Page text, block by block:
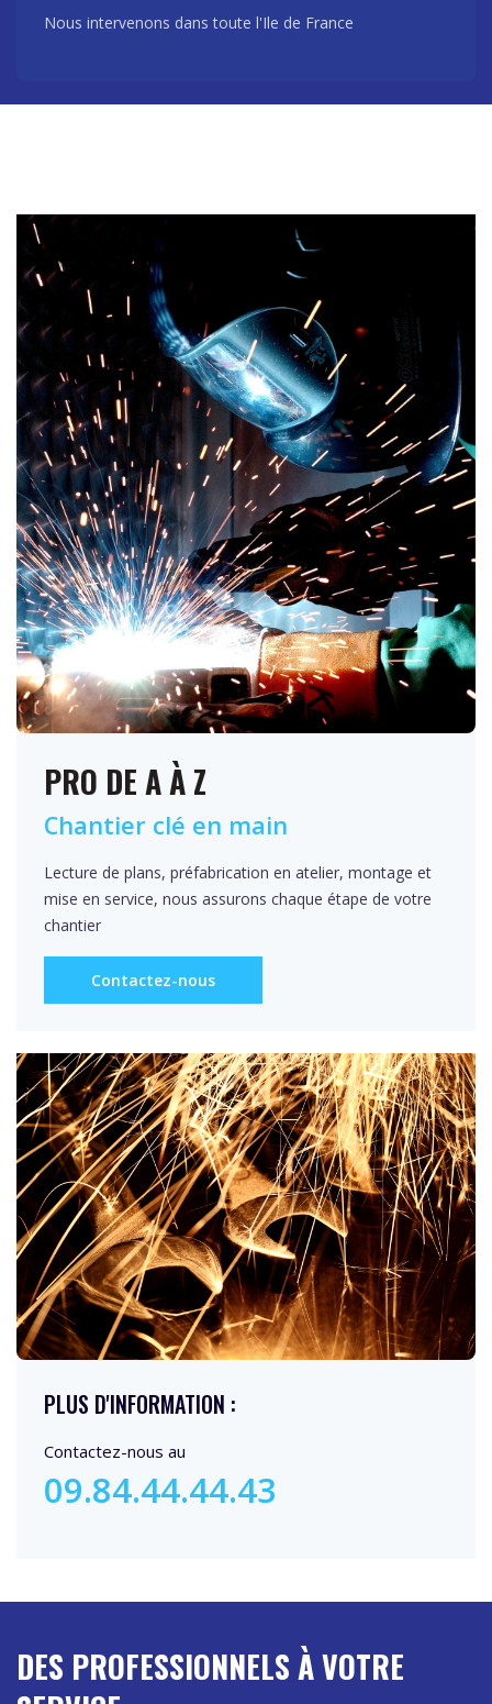
Nous intervenons dans toute l'Ile de France
PRO DE A À Z
Chantier clé en main
Lecture de plans, préfabrication en atelier, montage et
mise en service, nous assurons chaque étape de votre
chantier
Contactez-nous
PLUS D'INFORMATION :
Contactez-nous au
09.84.44.44.43
DES PROFESSIONNELS À VOTRE